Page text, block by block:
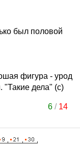
был половой
фигура - урод
"Такие дела" (с)
6 / 14